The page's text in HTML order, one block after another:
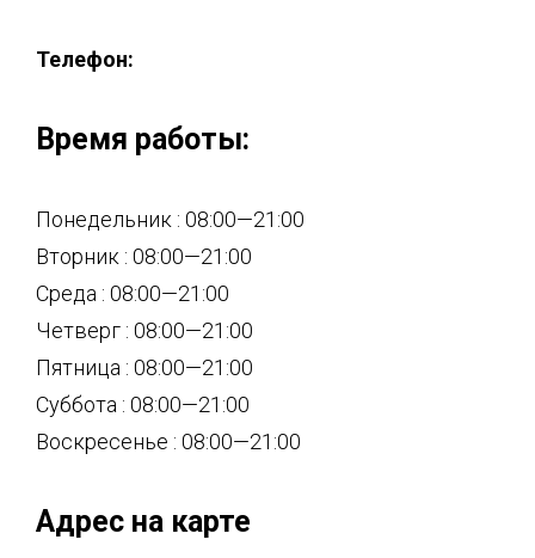
Телефон:
Время работы:
Понедельник : 08:00—21:00
Вторник : 08:00—21:00
Среда : 08:00—21:00
Четверг : 08:00—21:00
Пятница : 08:00—21:00
Суббота : 08:00—21:00
Воскресенье : 08:00—21:00
Адрес на карте